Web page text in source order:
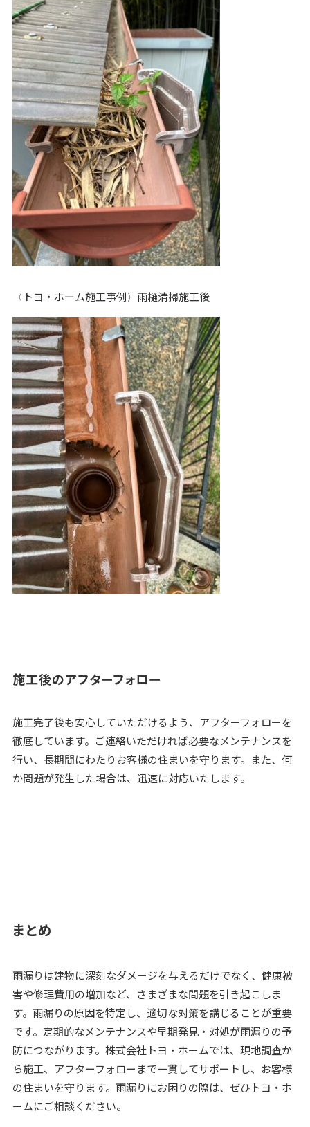
〈トヨ・ホーム施工事例〉雨樋清掃施工後
施工後のアフターフォロー
施工完了後も安心していただけるよう、アフターフォローを
徹底しています。ご連絡いただければ必要なメンテナンスを
行い、長期間にわたりお客様の住まいを守ります。また、何
か問題が発生した場合は、迅速に対応いたします。
まとめ
雨漏りは建物に深刻なダメージを与えるだけでなく、健康被
害や修理費用の増加など、さまざまな問題を引き起こしま
す。雨漏りの原因を特定し、適切な対策を講じることが重要
です。定期的なメンテナンスや早期発見・対処が雨漏りの予
防につながります。株式会社トヨ・ホームでは、現地調査か
ら施工、アフターフォローまで一貫してサポートし、お客様
の住まいを守ります。雨漏りにお困りの際は、ぜひトヨ・ホ
ームにご相談ください。